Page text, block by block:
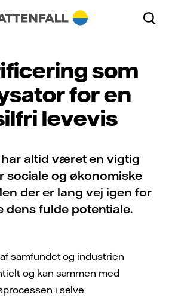
som
for en
levevis
altid været en vigtig
sociale og økonomiske
der er lang vej igen for
dens fulde potentiale.
samfundet og industrien
og kan sammen med
i selve